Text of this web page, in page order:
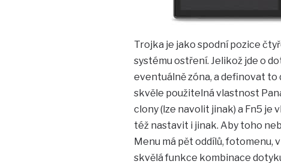
Trojka je jako spodní pozice
systému ostření. Jelikož jde o
eventuálně zóna, a definovat to
skvěle použitelná vlastnost
clony (lze navolit jinak) a Fn5 je
též nastavit i jinak. Aby toho
Menu má pět oddílů, fotomenu,
skvělá funkce kombinace